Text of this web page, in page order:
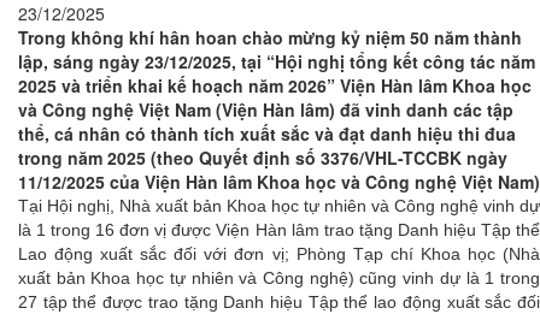
23/12/2025
Trong không khí hân hoan chào mừng kỷ niệm 50 năm thành
lập, sáng ngày 23/12/2025, tại “Hội nghị tổng kết công tác năm
2025 và triển khai kế hoạch năm 2026” Viện Hàn lâm Khoa học
và Công nghệ Việt Nam (Viện Hàn lâm) đã vinh danh các tập
thể, cá nhân có thành tích xuất sắc và đạt danh hiệu thi đua
trong năm 2025 (theo Quyết định số 3376/VHL-TCCBK ngày
11/12/2025 của Viện Hàn lâm Khoa học và Công nghệ Việt Nam)
Tại Hội nghị, Nhà xuất bản Khoa học tự nhiên và Công nghệ vinh dự
là 1 trong 16 đơn vị được Viện Hàn lâm trao tặng Danh hiệu Tập thể
Lao động xuất sắc đối với đơn vị; Phòng Tạp chí Khoa học (Nhà
xuất bản Khoa học tự nhiên và Công nghệ) cũng vinh dự là 1 trong
27 tập thể được trao tặng Danh hiệu Tập thể lao động xuất sắc đối